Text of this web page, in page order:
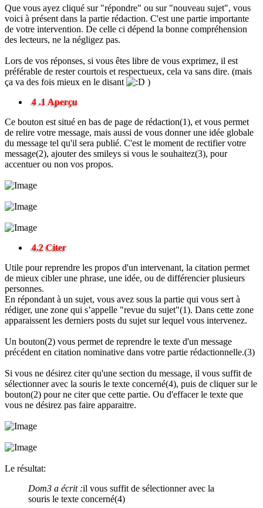
Que vous ayez cliqué sur "répondre" ou sur "nouveau sujet", vous
voici à présent dans la partie rédaction. C'est une partie importante
de votre intervention. De celle ci dépend la bonne compréhension
des lecteurs, ne la négligez pas.
Lors de vos réponses, si vous êtes libre de vous exprimez, il est
préférable de rester courtois et respectueux, cela va sans dire. (mais
ça va des fois mieux en le disant
)
4 .1 Aperçu
Ce bouton est situé en bas de page de rédaction(1), et vous permet
de relire votre message, mais aussi de vous donner une idée globale
du message tel qu'il sera publié. C'est le moment de rectifier votre
message(2), ajouter des smileys si vous le souhaitez(3), pour
accentuer ou non vos propos.
4.2 Citer
Utile pour reprendre les propos d'un intervenant, la citation permet
de mieux cibler une phrase, une idée, ou de différencier plusieurs
personnes.
En répondant à un sujet, vous avez sous la partie qui vous sert à
rédiger, une zone qui s’appelle "revue du sujet"(1). Dans cette zone
apparaissent les derniers posts du sujet sur lequel vous intervenez.
Un bouton(2) vous permet de reprendre le texte d'un message
précédent en citation nominative dans votre partie rédactionnelle.(3)
Si vous ne désirez citer qu'une section du message, il vous suffit de
sélectionner avec la souris le texte concerné(4), puis de cliquer sur le
bouton(2) pour ne citer que cette partie. Ou d'effacer le texte que
vous ne désirez pas faire apparaitre.
Le résultat:
Dom3 a écrit :il vous suffit de sélectionner avec la
souris le texte concerné(4)